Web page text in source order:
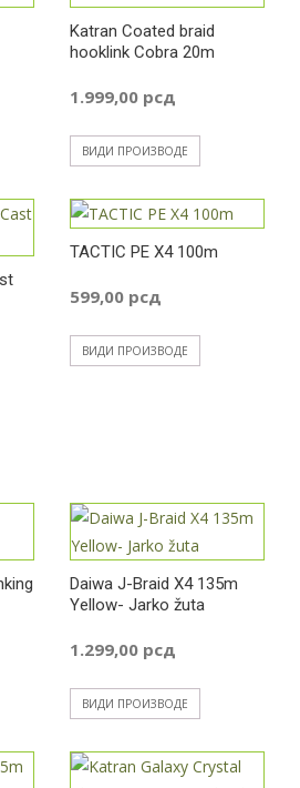
Katran Coated braid
hooklink Cobra 20m
1.999,00 рсд
ВИДИ ПРОИЗВОДЕ
рсд
рсд
TACTIC PE X4 100m
599,00 рсд
ВИДИ ПРОИЗВОДЕ
Daiwa J-Braid X4 135m
Yellow- Jarko žuta
1.299,00 рсд
ВИДИ ПРОИЗВОДЕ